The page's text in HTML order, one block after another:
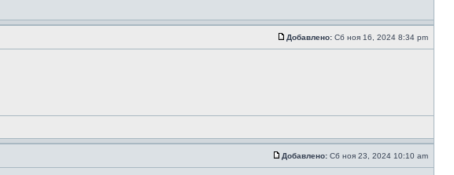
Добавлено: Сб ноя 16, 2024 8:34 pm
Добавлено: Сб ноя 23, 2024 10:10 am